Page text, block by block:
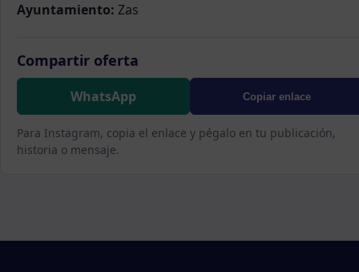
Ayuntamiento: Zas
Compartir oferta
WhatsApp Copiar enlace
Para Instagram, copia el enlace y pégalo en tu publicación,
historia o mensaje.